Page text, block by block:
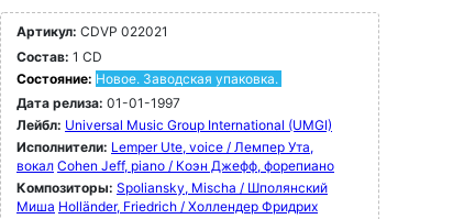
Артикул: CDVP 022021
Состав: 1 CD
Состояние: Новое. Заводская упаковка.
Дата релиза: 01-01-1997
Лейбл: Universal Music Group International (UMGI)
Исполнители: Lemper Ute, voice / Лемпер Ута,
вокал Cohen Jeff, piano / Коэн Джефф, форепиано
Композиторы: Spoliansky, Mischa / Шполянский
Миша Holländer, Friedrich / Холлендер Фридрих